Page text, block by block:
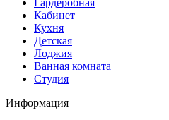
Гардеробная
Кабинет
Кухня
Детская
Лоджия
Ванная комната
Студия
Информация